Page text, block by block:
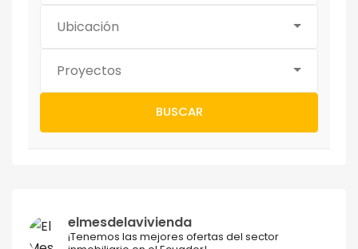
Ubicación
Proyectos
BUSCAR
elmesdelavivienda
¡Tenemos las mejores ofertas del sector